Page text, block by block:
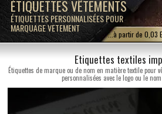
ÉTIQUETTES VÊTEMENTS
ÉTIQUETTES PERSONNALISÉES POUR
MARQUAGE VETEMENT
...à partir de 0,03
Etiquettes textiles
Étiquettes de marque ou de nom en matière textile pour
personnalisées avec le logo ou le